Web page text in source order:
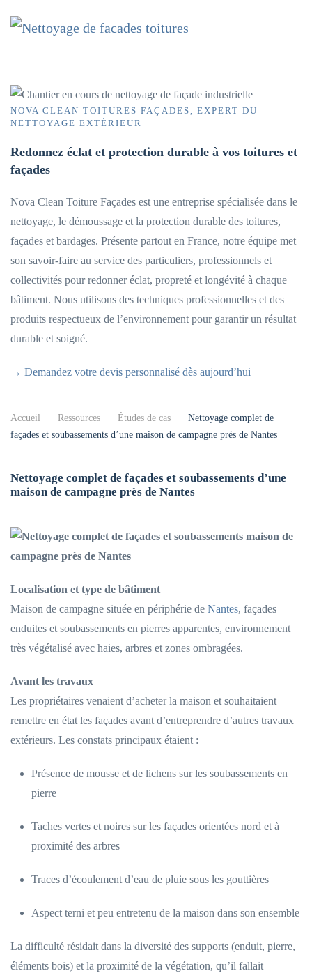
Accéder au contenu principal
NOVA CLEAN TOITURES FAÇADES, EXPERT DU
NETTOYAGE EXTÉRIEUR
Redonnez éclat et protection durable à vos toitures et
façades
Nova Clean Toiture Façades est une entreprise spécialisée dans le
nettoyage, le démoussage et la protection durable des toitures,
façades et bardages. Présente partout en France, notre équipe met
son savoir-faire au service des particuliers, professionnels et
collectivités pour redonner éclat, propreté et longévité à chaque
bâtiment. Nous utilisons des techniques professionnelles et des
produits respectueux de l’environnement pour garantir un résultat
durable et soigné.
→ Demandez votre devis personnalisé dès aujourd’hui
Accueil Ressources Études de cas
Nettoyage complet de
façades et soubassements d’une maison de campagne près de Nantes
Nettoyage complet de façades et soubassements d’une
maison de campagne près de Nantes
Localisation et type de bâtiment
Maison de campagne située en périphérie de Nantes, façades
enduites et soubassements en pierres apparentes, environnement
très végétalisé avec haies, arbres et zones ombragées.
Avant les travaux
Les propriétaires venaient d’acheter la maison et souhaitaient
remettre en état les façades avant d’entreprendre d’autres travaux
extérieurs. Les constats principaux étaient :
Présence de mousse et de lichens sur les soubassements en
pierre
Taches vertes et noires sur les façades orientées nord et à
proximité des arbres
Traces d’écoulement d’eau de pluie sous les gouttières
Aspect terni et peu entretenu de la maison dans son ensemble
La difficulté résidait dans la diversité des supports (enduit, pierre,
éléments bois) et la proximité de la végétation, qu’il fallait